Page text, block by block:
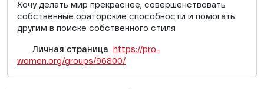
Хочу делать мир прекраснее, совершенствовать
собственные ораторские способности и помогать
другим в поиске собственного стиля
Личная страница
https://pro-
women.org/groups/96800/